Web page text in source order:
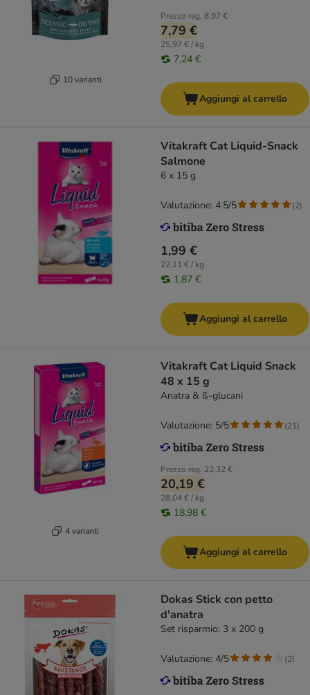
10 varianti
Prezzo reg. 8,97 €
7,79 €
25,97 € / kg
7,24 €
Aggiungi al carrello
Vitakraft Cat Liquid-Snack
Salmone
6 x 15 g
1,99 €
22,11 € / kg
1,87 €
Valutazione: 4.5/5 (2)
Aggiungi al carrello
4 varianti
Vitakraft Cat Liquid Snack
48 x 15 g
Anatra & ß-glucani
Prezzo reg. 22,32 €
20,19 €
28,04 € / kg
18,98 €
Valutazione: 5/5 (21)
Aggiungi al carrello
Dokas Stick con petto
d'anatra
Set risparmio: 3 x 200 g
Valutazione: 4/5 (2)